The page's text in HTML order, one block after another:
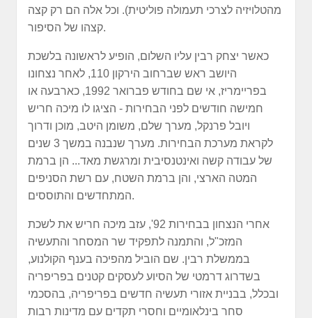
מהטלויזיה לצרכי תעמולה פוליטית). וכל אלה הם רק קצה
קצהו של הסיפור.
כאשר יצחק רבין עליו השלום, הופיע לראשונה בלשכת
היושב ראש שברחוב הירקון 110, לאחר נצחונו
בפריימריז, אי שם בחודש פברואר 1992, כארבעה או
חמישה חודשים לפני הבחירות - הציגו לו מיכה חריש
ויובל פרנקל, מערך שלם, משומן היטב, מוכן ודרוך
לקראת מערכת הבחירות. מערך שנבנה במשך 3 שנים
של עבודה קשה ואינטנסיבית ומרגשת מאד... הן ברמת
המטה הארצי, והן ברמת השטח, עם רשת הסניפים
המתחדשים והתוססים.
אחרי הנצחון בבחירות 92', עזב מיכה חריש את לשכת
המזכ"ל, והתמנה לתפקיד שר המסחר והתעשיה
בממשלת רבין. שם הוביל מהפיכה בענף הקולנוע,
בשדרוג דרמטי של הסיוע לעסקים קטנים בפריפריה
ובכלל, בבניית אזורי תעשיה חדשים בפריפריה, בהסכמי
סחר בינלאומיים וחסרי תקדים עם מדינות רבות